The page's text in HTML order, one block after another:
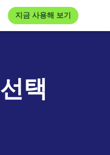
지금 사용해 보기
택